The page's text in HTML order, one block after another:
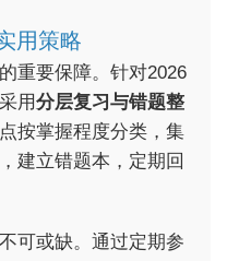
用策略
重要保障。针对2026
用分层复习与错题整
按掌握程度分类，集
建立错题本，定期回
不可或缺。通过定期参